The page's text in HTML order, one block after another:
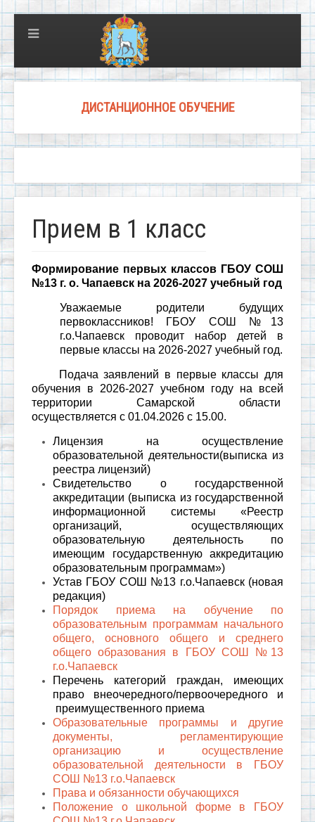
ДИСТАНЦИОННОЕ ОБУЧЕНИЕ
Прием в 1 класс
Формирование первых классов ГБОУ СОШ
№13 г. о. Чапаевск на 2026-2027 учебный год
Уважаемые родители будущих
первоклассников! ГБОУ СОШ №13
г.о.Чапаевск проводит набор детей в
первые классы на 2026-2027 учебный год.
Подача заявлений в первые классы для
обучения в 2026-2027 учебном году на всей
территории Самарской области
осуществляется с 01.04.2026 с 15.00.
Лицензия на осуществление
образовательной деятельности(выписка из
реестра лицензий)
Свидетельство о государственной
аккредитации (выписка из государственной
информационной системы «Реестр
организаций, осуществляющих
образовательную деятельность по
имеющим государственную аккредитацию
образовательным программам»)
Устав ГБОУ СОШ №13 г.о.Чапаевск (новая
редакция)
Порядок приема на обучение по
образовательным программам начального
общего, основного общего и среднего
общего образования в ГБОУ СОШ №13
г.о.Чапаевск
Перечень категорий граждан, имеющих
право внеочередного/первоочередного и
преимущественного приема
Образовательные программы и другие
документы, регламентирующие
организацию и осуществление
образовательной деятельности в ГБОУ
СОШ №13 г.о.Чапаевск
Права и обязанности обучающихся
Положение о школьной форме в ГБОУ